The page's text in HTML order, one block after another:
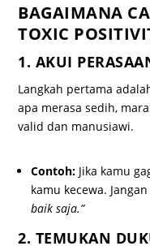
BAGAIMANA
TOXIC
1. AKUI
Langkah pertama
apa merasa sedih,
valid dan manusiawi.
Contoh: Jika kamu
kamu kecewa.
baik saja.”
2. TEMUKAN